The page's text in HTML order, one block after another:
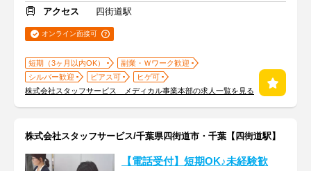
アクセス
四街道駅
オンライン面接可
短期（3ヶ月以内OK）
副業・Ｗワーク歓迎
シルバー歓迎
ピアス可
ヒゲ可
株式会社スタッフサービス メディカル事業本部の求人一覧を見る
株式会社スタッフサービス/千葉県四街道市・千葉【四街道駅】
【電話受付】短期OK♪未経験歓